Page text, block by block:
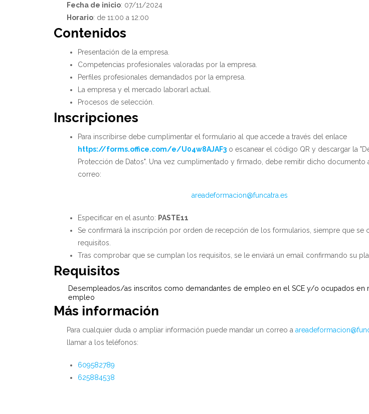
Fecha de inicio: 07/11/2024
Horario: de 11:00 a 12:00
Contenidos
Presentación de la empresa.
Competencias profesionales valoradas por la empresa.
Perfiles profesionales demandados por la empresa.
La empresa y el mercado laborarl actual.
Procesos de selección.
Inscripciones
Para inscribirse debe cumplimentar el formulario al que accede a través del enlace
https://forms.office.com/e/U04w8AJAF3o escanear el código QR y descargar la
Protección de Datos". Una vez cumplimentado y firmado, debe remitir dicho documento
correo:
areadeformacion@funcatra.es
Especificar en el asunto: PASTE11
Se confirmará la inscripción por orden de recepción de los formularios, siempre que se
requisitos.
Tras comprobar que se cumplan los requisitos, se le enviará un email confirmando su
Requisitos
Desempleados/as inscritos como demandantes de empleo en el SCE y/o ocupados en
empleo
Más información
Para cualquier duda o ampliar información puede mandar un correo a
llamar a los teléfonos:
609582789
625884538